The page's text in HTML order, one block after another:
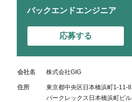
バックエンドエンジニア
応募する
会社名 株式会社GIG
住所
東京都中央区日本橋浜町1-11-8
パークレックス日本橋浜町ビル